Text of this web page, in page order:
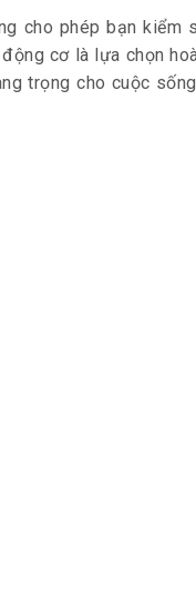
cho phép bạn kiểm
cơ là lựa chọn
trọng cho cuộc